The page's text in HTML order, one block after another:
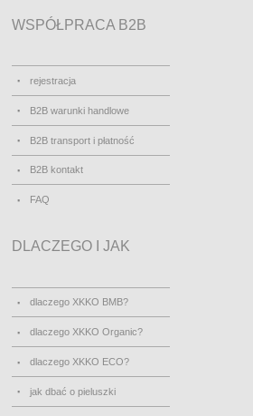
WSPÓŁPRACA B2B
rejestracja
B2B warunki handlowe
B2B transport i płatność
B2B kontakt
FAQ
DLACZEGO I JAK
dlaczego XKKO BMB?
dlaczego XKKO Organic?
dlaczego XKKO ECO?
jak dbać o pieluszki